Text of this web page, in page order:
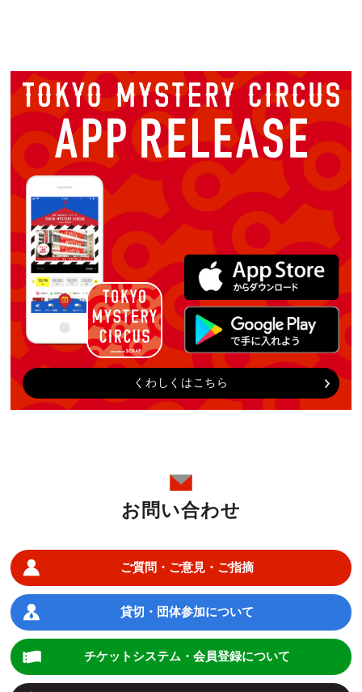
くわしくはこちら
お問い合わせ
ご質問・ご意見・ご指摘
貸切・団体参加について
チケットシステム・会員登録について